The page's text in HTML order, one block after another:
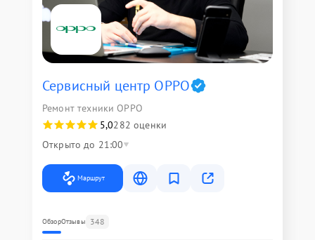
Сервисный центр OPPO
Ремонт техники OPPO
5,0282 оценки
Открыто до 21:00
Маршрут
ОбзорОтзывы 348